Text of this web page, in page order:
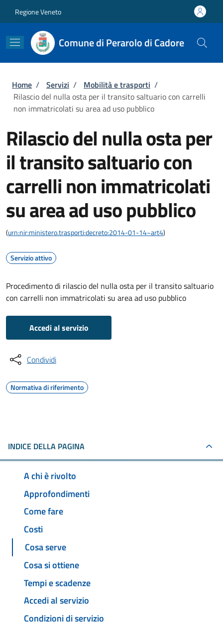
Regione Veneto
Comune di Perarolo di Cadore
Briciole di pane
Home / Servizi / Mobilità e trasporti /
Rilascio del nulla osta per il transito saltuario con carrelli
non immatricolati su area ad uso pubblico
Rilascio del nulla osta per
il transito saltuario con
carrelli non immatricolati
su area ad uso pubblico
(urn:nir:ministero.trasporti:decreto:2014-01-14~art4)
Servizio attivo
Procedimento di rilascio del nulla osta per il transito saltuario
con carrelli non immatricolati su area ad uso pubblico
Accedi al servizio
Condividi
Normativa di riferimento
INDICE DELLA PAGINA
A chi è rivolto
Approfondimenti
Come fare
Costi
Cosa serve
Cosa si ottiene
Tempi e scadenze
Accedi al servizio
Condizioni di servizio